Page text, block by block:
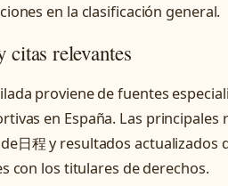
en la clasificación general.
citas relevantes
proviene de fuentes
en España. Las principales
日程 y resultados actualizados
con los titulares de derechos.